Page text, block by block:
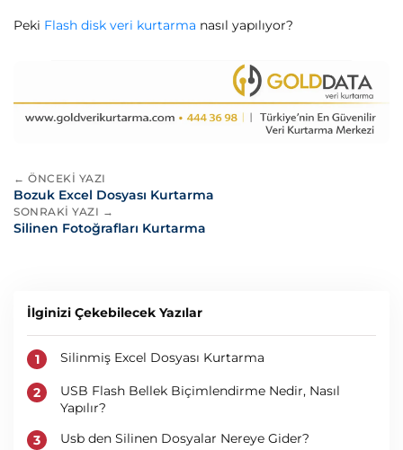
Peki Flash disk veri kurtarma nasıl yapılıyor?
← ÖNCEKI YAZI
Bozuk Excel Dosyası Kurtarma
SONRAKI YAZI →
Silinen Fotoğrafları Kurtarma
İlginizi Çekebilecek Yazılar
Silinmiş Excel Dosyası Kurtarma
USB Flash Bellek Biçimlendirme Nedir, Nasıl
Yapılır?
Usb den Silinen Dosyalar Nereye Gider?